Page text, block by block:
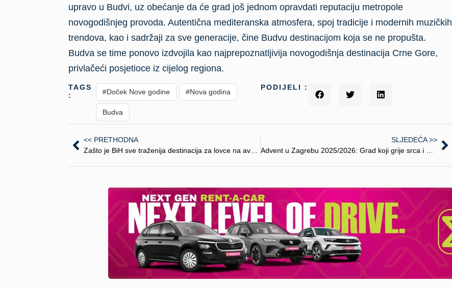
upravo u Budvi, uz obećanje da će grad još jednom opravdati reputaciju metropole
novogodišnjeg provoda. Autentična mediteranska atmosfera, spoj tradicije i modernih muzičkih
trendova, kao i sadržaji za sve generacije, čine Budvu destinacijom koja se ne propušta.
Budva se time ponovo izdvojila kao najprepoznatljivija novogodišnja destinacija Crne Gore,
privlačeći posjetioce iz cijelog regiona.
TAGS
:
#Doček Nove godine #Nova godina
Budva
PODIJELI :
<< PRETHODNA
SLJEDEĆA >>